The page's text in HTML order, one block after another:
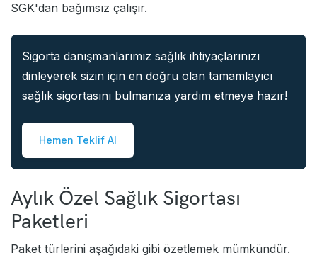
SGK'dan bağımsız çalışır.
Sigorta danışmanlarımız sağlık ihtiyaçlarınızı
dinleyerek sizin için en doğru olan tamamlayıcı
sağlık sigortasını bulmanıza yardım etmeye hazır!
Hemen Teklif Al
Aylık Özel Sağlık Sigortası
Paketleri
Paket türlerini aşağıdaki gibi özetlemek mümkündür.